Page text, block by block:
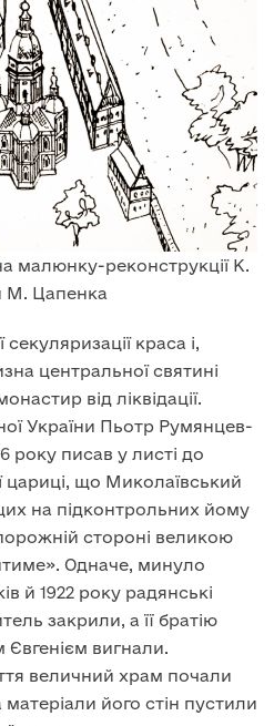
малюнку-реконструкції К.
М. Цапенка
краса і,
центральної святині
від ліквідації.
України Пьотр Румянцев-
року писав у листі до
цариці, що Миколаївський
на підконтрольних йому
стороні великою
Одначе, минуло
й 1922 року радянські
закрили, а її братію
Євгенієм вигнали.
величний храм почали
його стін пустили